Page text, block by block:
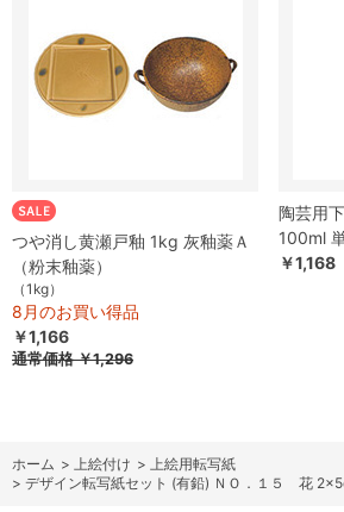
つや消し黄瀬戸釉 1kg 灰釉薬Ａ
（粉末釉薬）
（1kg）
8月のお買い得品
￥1,166
通常価格￥1,296
陶芸用
100ml
￥1,168
ホーム > 上絵付け > 上絵用転写紙
> デザイン転写紙セット (有鉛) ＮＯ．１５ 花